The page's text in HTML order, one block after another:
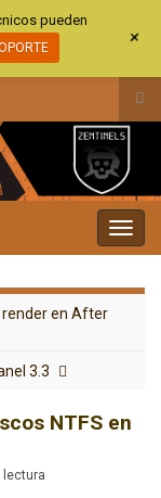
el
la
render en After
3.3
NTFS en
lectura
pueden
+